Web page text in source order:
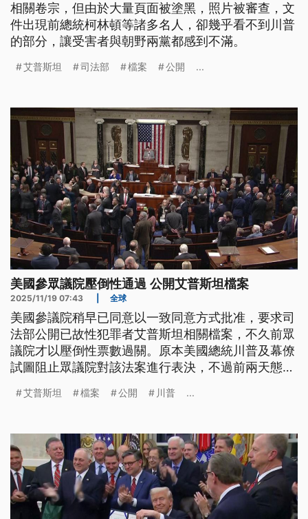
相關卷宗，但由於大量頁面被塗黑，照片被審查，文
件出現前總統柯林頓等諸多名人，卻幾乎看不到川普
的部分，讓受害者與朝野兩黨都感到不滿。
艾普斯坦 司法部 檔案 公開 ...
美國參眾議院壓倒性通過 公開艾普斯坦檔案
2025/11/19 07:43 全球
美國參議院稍早已同意以一致同意方式批准，要求司
法部公開已故性犯罪者艾普斯坦相關檔案，不久前眾
議院才以壓倒性票數過關。原本美國總統川普及幕僚
試圖阻止眾議院對該法案進行表決，不過前兩天態度
他桌上簽署。
艾普斯坦 檔案 公開 川普 ...